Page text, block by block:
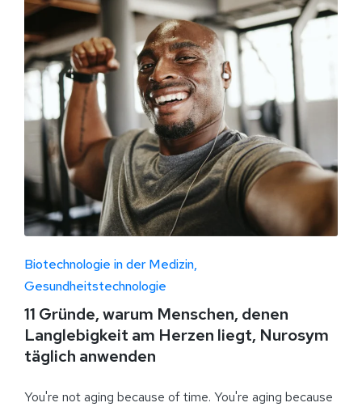
Biotechnologie in der Medizin
Gesundheitstechnologie
11 Gründe, warum Menschen, denen
Langlebigkeit am Herzen liegt, Nurosym
täglich anwenden
You're not aging because of time. You're aging because